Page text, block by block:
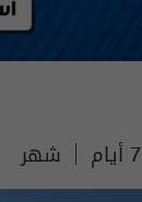
7 أيام شهر